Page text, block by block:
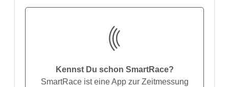
Kennst Du schon SmartRace?
SmartRace ist eine App zur Zeitmessung